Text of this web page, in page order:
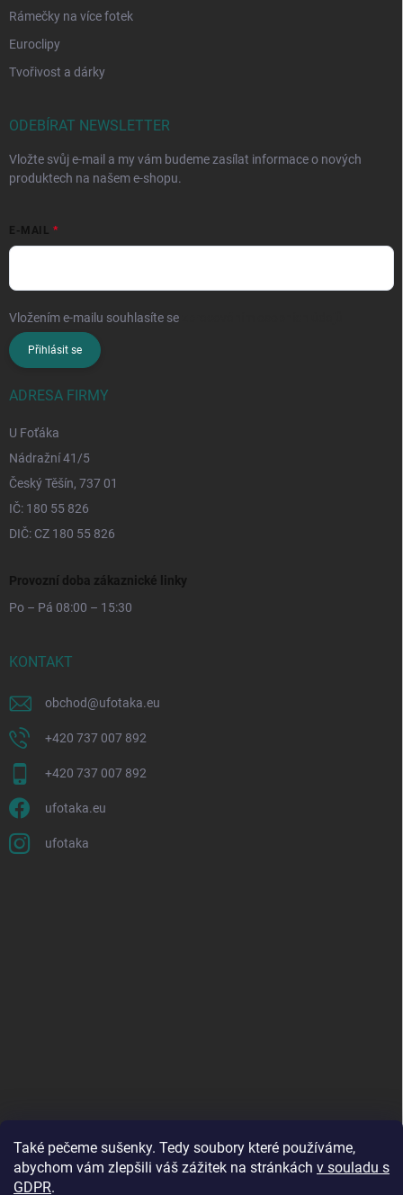
Také pečeme sušenky. Tedy soubory které používáme,
abychom vám zlepšili váš zážitek na stránkách v souladu s
GDPR.
Rámečky na více fotek
Euroclipy
Tvořivost a dárky
ODEBÍRAT NEWSLETTER
Vložte svůj e-mail a my vám budeme zasílat informace o nových
produktech na našem e-shopu.
E-MAIL
Vložením e-mailu souhlasíte se
Přihlásit se
ADRESA FIRMY
U Foťáka
Nádražní 41/5
Český Těšín, 737 01
IČ: 180 55 826
DIČ: CZ 180 55 826
Provozní doba zákaznické linky
Po – Pá 08:00 – 15:30
KONTAKT
obchod@ufotaka.eu
+420 737 007 892
+420 737 007 892
ufotaka.eu
ufotaka